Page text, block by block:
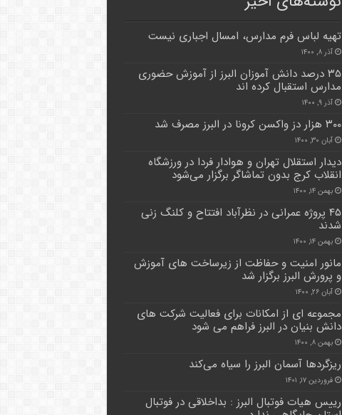
تهیه لباس فرم مدارس، امسال اجباری نیست
آذر ۸, ۱۴۰۰
۳۵ درصد دانش آموزان البرز از آموزش حضوری
مدارس استقبال کرده اند
آذر ۹, ۱۴۰۰
۳۰۰ هزار دز واکسن کرونا در البرز مصرف شد
آبان ۳۰, ۱۴۰۰
دیدار استقلال تهران و هوادار فردا در ورزشگاه
انقلاب کرج بدون تماشاگر برگزار می‌شود
بهمن ۱۴, ۱۴۰۰
۴۵ پروژه عمرانی در نظرآباد افتتاح و کلنگ زنی
شدند
بهمن ۱۴, ۱۴۰۰
مانور امنیت و حفاظت از زیرساخت های آموزش
و پرورش البرز برگزار شد
آبان ۲۶, ۱۴۰۰
مجموعه ای از امکانات برای فعالیت شرکت های
دانش بنیان در البرز فراهم می شود
بهمن ۸, ۱۴۰۰
ریزگرد‌ها آسمان البرز را سیاه می‌کند
فروردین ۱۷, ۱۴۰۱
رییس هیات فوتبال البرز : بداخلاقی در فوتبال